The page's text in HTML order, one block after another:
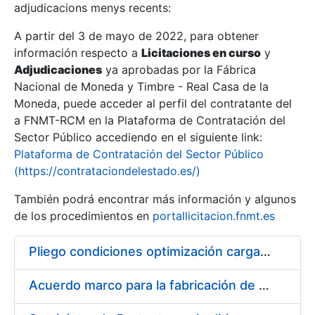
Mostra/Amaga
Mostra/Amaga
Mostra/Amaga
adjudicacions menys recents:
A partir del 3 de mayo de 2022, para obtener
información respecto a Licitaciones en curso y
Adjudicaciones ya aprobadas por la Fábrica
Nacional de Moneda y Timbre - Real Casa de la
Moneda, puede acceder al perfil del contratante del
a FNMT-RCM en la Plataforma de Contratación del
Sector Público accediendo en el siguiente link:
Plataforma de Contratación del Sector Público
(https://contrataciondelestado.es/)
También podrá encontrar más información y algunos
de los procedimientos en portallicitacion.fnmt.es
Pliego condiciones optimización cargas compras firmado
Acuerdo marco para la fabricación de piezas